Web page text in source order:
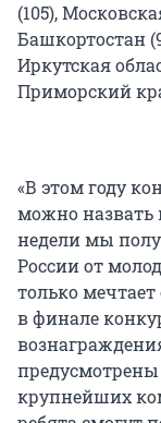
(105),
Башкортостан
Иркутская
Приморский
«В этом году
можно назвать
недели мы
России от
только
в финале
крупнейших